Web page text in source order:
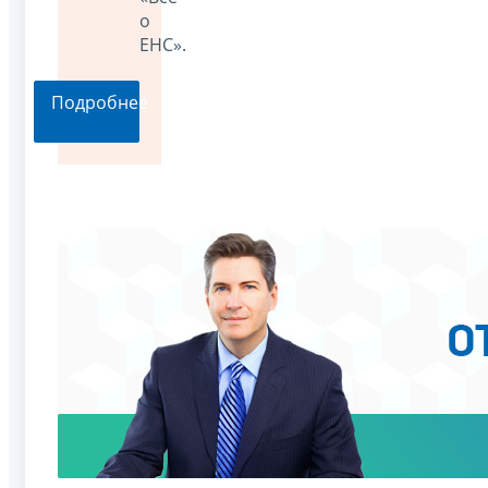
о
ЕНС».
Подробнее